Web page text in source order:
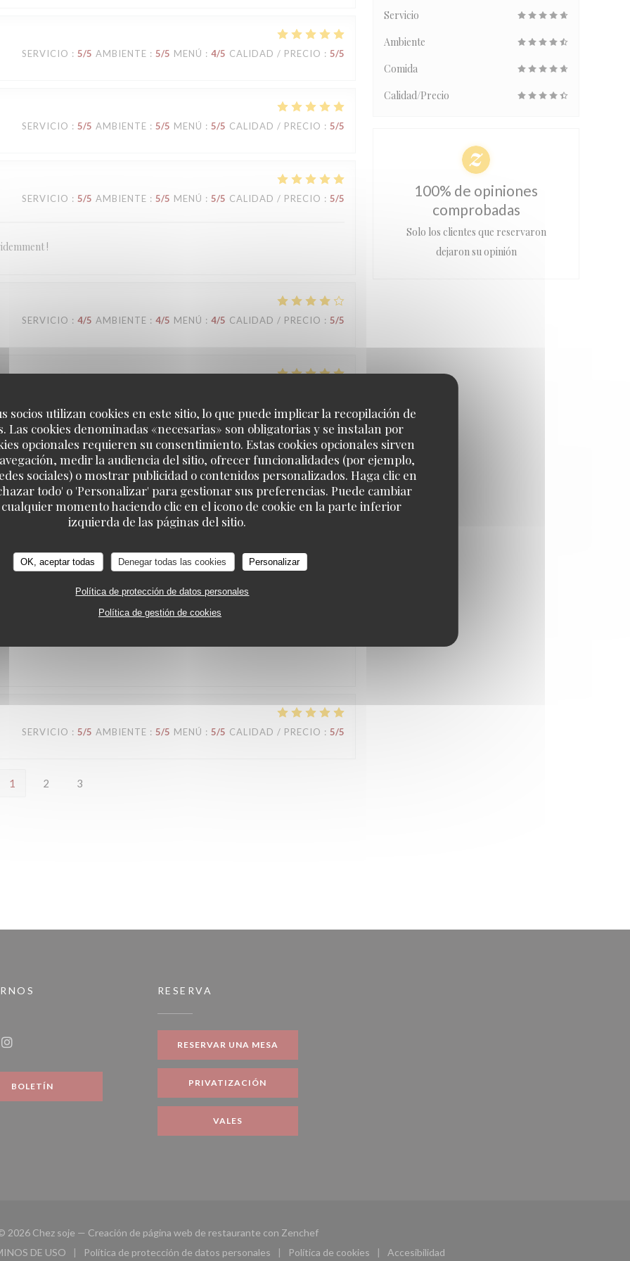
socios utilizan cookies en este sitio, lo que puede implicar la recopilación de
Las cookies denominadas «necesarias» son obligatorias y se instalan por
opcionales requieren su consentimiento. Estas cookies opcionales sirven
medir la audiencia del sitio, ofrecer funcionalidades (por ejemplo,
sociales) o mostrar publicidad o contenidos personalizados. Haga clic en
todo' o 'Personalizar' para gestionar sus preferencias. Puede cambiar
cualquier momento haciendo clic en el icono de cookie en la parte inferior
izquierda de las páginas del sitio.
OK, aceptar todas Denegar todas las cookies Personalizar
Política de protección de datos personales
Política de gestión de cookies
SERVICIO : 5/5 AMBIENTE : 5/5 MENÚ : 4/5 CALIDAD / PRECIO : 5/5
SERVICIO : 5/5 AMBIENTE : 5/5 MENÚ : 5/5 CALIDAD / PRECIO : 5/5
SERVICIO : 5/5 AMBIENTE : 5/5 MENÚ : 5/5 CALIDAD / PRECIO : 5/5
!
SERVICIO : 4/5 AMBIENTE : 4/5 MENÚ : 4/5 CALIDAD / PRECIO : 5/5
SERVICIO: 4/5 AMBIENTE: 3 /5 MENÚ: 3/5 CALIDAD / PRECIO: 4/5
AMBIENTE: 4/5 MENÚ: 4/5
SERVICIO : 5/5 AMBIENTE : 5/5 MENÚ : 5/5 CALIDAD / PRECIO : 5/5
1 2 3
Servicio
Ambiente
Comida
Calidad/Precio
100% de opiniones
comprobadas
Solo los clientes que reservaron
dejaron su opinión
ventana))
BOLETÍN
RESERVA
RESERVAR UNA MESA
PRIVATIZACIÓN
VALES
2026 Chez soje — Creación de página web de restaurante con Zenchef((abre en una nueva ventana))
DE USO Política de protección de datos personales Política de cookies Accesibilidad